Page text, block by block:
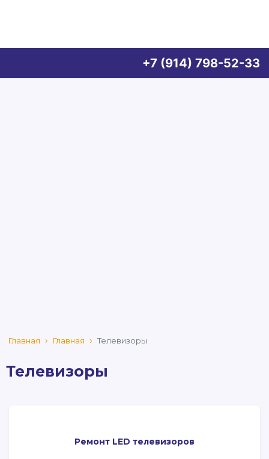
+7 (914) 798-52-33
Главная Главная Телевизоры
Телевизоры
Ремонт LED телевизоров